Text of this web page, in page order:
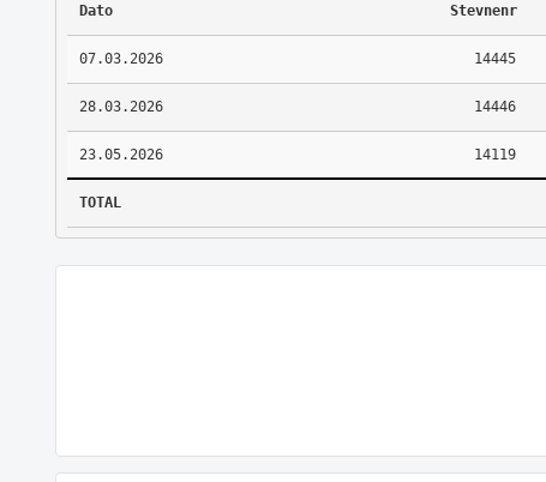
Dato Stevnenr
07.03.2026 14445
28.03.2026 14446
23.05.2026 14119
TOTAL